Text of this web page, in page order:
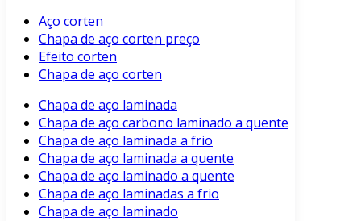
Aço corten
Chapa de aço corten preço
Efeito corten
Chapa de aço corten
Chapa de aço laminada
Chapa de aço carbono laminado a quente
Chapa de aço laminada a frio
Chapa de aço laminada a quente
Chapa de aço laminado a quente
Chapa de aço laminadas a frio
Chapa de aço laminado